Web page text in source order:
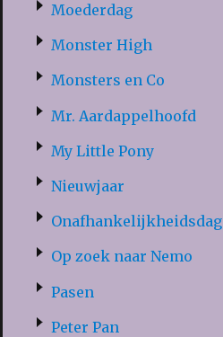
Moederdag
Monster High
Monsters en Co
Mr. Aardappelhoofd
My Little Pony
Nieuwjaar
Onafhankelijkheidsdag
Op zoek naar Nemo
Pasen
Peter Pan